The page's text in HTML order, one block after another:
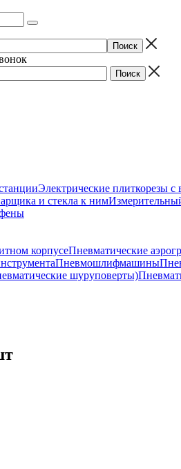
Электрические плиткорезы
и стекла к ним
корпусеПневматические
Пневмошлифмашины
шуруповерты)